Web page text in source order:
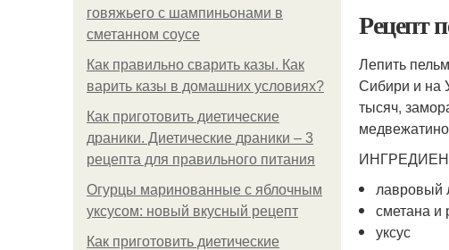
говяжьего с шампиньонами в
сметанном соусе
Как правильно сварить казы. Как
варить казы в домашних условиях?
Как приготовить диетические
драники. Диетические драники – 3
рецепта для правильного питания
Огурцы маринованные с яблочным
уксусом: новый вкусный рецепт
Как приготовить диетические
Рецепт
Лепить
Сибири и на
тысяч,
лавровый
сметана и
уксус